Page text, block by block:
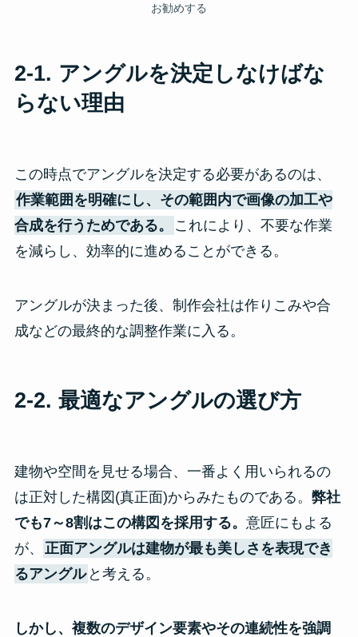
お勧めする
2-1. アングルを決定しなけばな
らない理由
この時点でアングルを決定する必要があるのは、
作業範囲を明確にし、その範囲内で画像の加工や
合成を行うためである。
これにより、不要な作業
を減らし、効率的に進めることができる。
アングルが決まった後、制作会社は作りこみや合
成などの最終的な調整作業に入る。
2-2. 最適なアングルの選び方
建物や空間を見せる場合、一番よく用いられるの
は正対した構図(真正面)からみたものである。 弊社
でも7～8割はこの構図を採用する。 意匠にもよる
が、
正面アングルは建物が最も美しさを表現でき
るアングル と考える。
しかし、複数のデザイン要素やその連続性を強調